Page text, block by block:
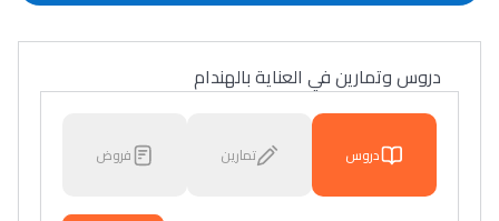
دروس وتمارين في العناية بالهندام
دروس تمارين فروض